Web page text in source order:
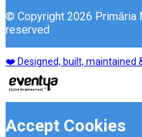
© Copyright 2026 Primăria
reserved
❤️ Designed, built, maintained
Accept Cookies